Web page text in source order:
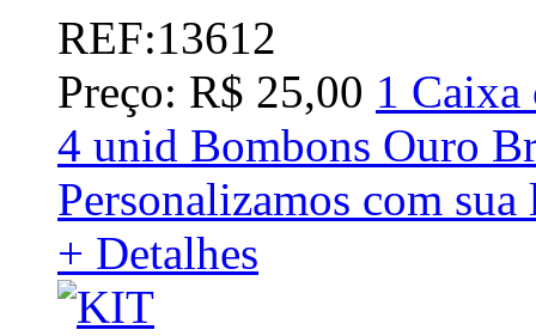
REF:13612
Preço: R$ 25,00 1 Caixa
4 unid Bombons Ouro
Personalizamos com
+ Detalhes